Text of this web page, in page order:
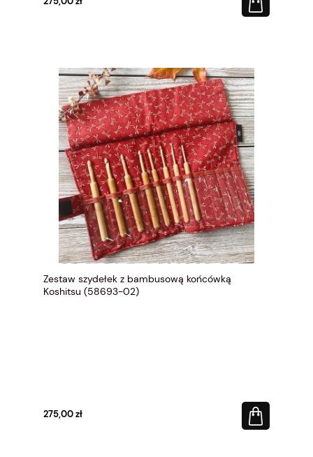
Zestaw szydełek z bambusową końcówką
Koshitsu (58693-02)
275,00 zł